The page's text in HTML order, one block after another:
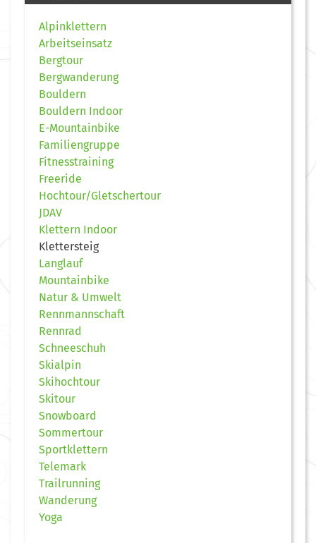
Alpinklettern
Arbeitseinsatz
Bergtour
Bergwanderung
Bouldern
Bouldern Indoor
E-Mountainbike
Familiengruppe
Fitnesstraining
Freeride
Hochtour/Gletschertour
JDAV
Klettern Indoor
Klettersteig
Langlauf
Mountainbike
Natur & Umwelt
Rennmannschaft
Rennrad
Schneeschuh
Skialpin
Skihochtour
Skitour
Snowboard
Sommertour
Sportklettern
Telemark
Trailrunning
Wanderung
Yoga